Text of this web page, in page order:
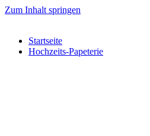
Zum Inhalt springen
Startseite
Hochzeits-Papeterie